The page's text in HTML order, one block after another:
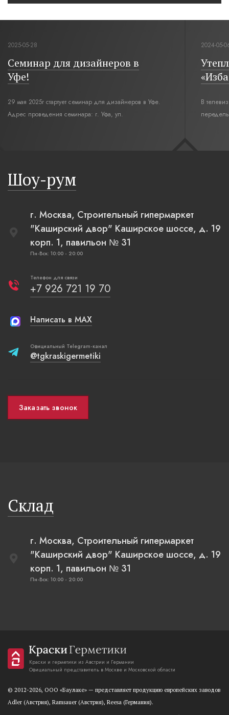
2025-05-28
Семинар для дизайнеров в
Уфе!
29 мая 2025г стартует семинар для дизайнеров в Уфе.
Адрес проведения семинара: г. Уфа, ул.
2024-05-
В
Шоу-рум
г. Москва, Строительный гипермаркет
"Каширский двор" Каширское шоссе, д. 19
корп. 1, павильон № 31
Пн-Вск: 10:00 - 20:00
Телефон для связи
+7 926 721 19 70
Написать в MAX
Официальный Telegram-канал
@tgkraskigermetiki
Заказать звонок
Склад
г. Москва, Строительный гипермаркет
"Каширский двор" Каширское шоссе, д. 19
корп. 1, павильон № 31
Пн-Вск: 10:00 - 20:00
Краски и герметики из Австрии и Германии
Официальный представитель в Москве и Московской области
© 2012-2026, OOO «Баулаке» — представляет продукцию европейских заводов
Adler (Австрия), Ramsauer (Австрия), Reesa (Германия).